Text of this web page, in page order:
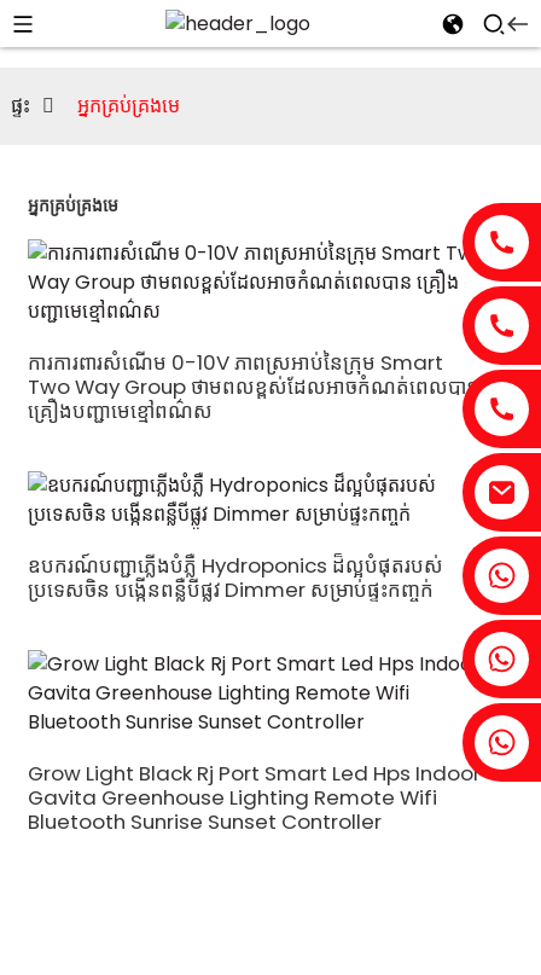
Fenia៖ +86 18607525299
អាយវី៖ +86 18607522355
តូប៊ីន៖ +86 18818667168
ផ្ទះ អ្នកគ្រប់គ្រងមេ
អ្នកគ្រប់គ្រងមេ
ការការពារសំណើម 0-10V ភាពស្រអាប់នៃក្រុម Smart
Two Way Group ថាមពលខ្ពស់ដែលអាចកំណត់ពេលបាន
គ្រឿងបញ្ជាមេខ្មៅពណ៌ស
ឧបករណ៍បញ្ជាភ្លើងបំភ្លឺ Hydroponics ដ៏ល្អបំផុតរបស់
ប្រទេសចិន បង្កើនពន្លឺបីផ្លូវ Dimmer សម្រាប់ផ្ទះកញ្ចក់
Grow Light Black Rj Port Smart Led Hps Indoor
Gavita Greenhouse Lighting Remote Wifi
Bluetooth Sunrise Sunset Controller